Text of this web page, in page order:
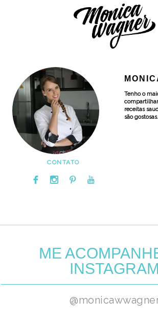
Tenho o
receitas
são gostosas.
CONTATO
ME
INSTAGRAM